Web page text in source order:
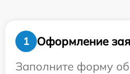
1
Оформление
Заполните форму